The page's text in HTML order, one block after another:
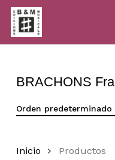
Skip
main
content
BRACHONS
Orden predeterminado
Inicio Productos